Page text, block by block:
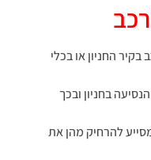
החניון או בכלי
בחניון ובכך
להרחיק מהן את